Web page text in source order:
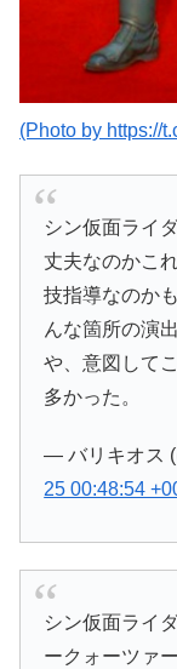
(Photo by https://
シン仮面ライ
丈夫なのかこ
技指導なのか
んな箇所の演
や、意図して
多かった。
— バリキオス
25 00:48:54
シン仮面ライ
ークォーツァ